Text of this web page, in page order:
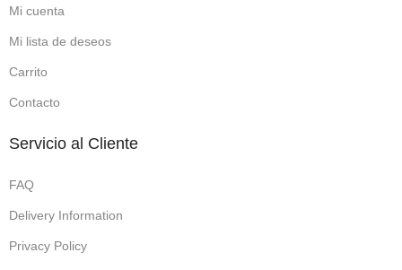
Mi cuenta
Mi lista de deseos
Carrito
Contacto
Servicio al Cliente
FAQ
Delivery Information
Privacy Policy